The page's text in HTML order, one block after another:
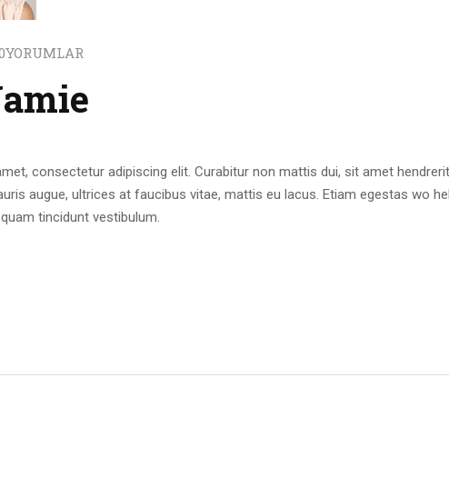
YORUMLAR
consectetur adipiscing elit. Curabitur non mattis dui, sit amet
augue, ultrices at faucibus vitae, mattis eu lacus. Etiam egestas wo
tincidunt vestibulum.